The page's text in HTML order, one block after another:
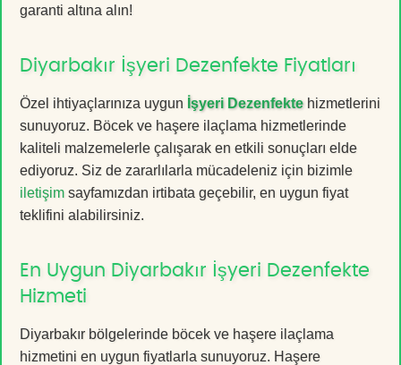
garanti altına alın!
Diyarbakır İşyeri Dezenfekte Fiyatları
Özel ihtiyaçlarınıza uygun İşyeri Dezenfektehizmetlerini
sunuyoruz. Böcek ve haşere ilaçlama hizmetlerinde
kaliteli malzemelerle çalışarak en etkili sonuçları elde
ediyoruz. Siz de zararlılarla mücadeleniz için bizimle
iletişim sayfamızdan irtibata geçebilir, en uygun fiyat
teklifini alabilirsiniz.
En Uygun Diyarbakır İşyeri Dezenfekte
Hizmeti
Diyarbakır bölgelerinde böcek ve haşere ilaçlama
hizmetini en uygun fiyatlarla sunuyoruz. Haşere